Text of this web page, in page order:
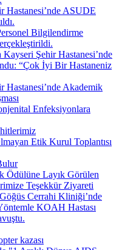
Hastanesi’nde ASUDE
Bilgilendirme
Kayseri Şehir Hastanesi’nde
“Çok İyi Bir Hastaneniz
Hastanesi’nde Akademik
Enfeksiyonlara
Etik Kurul Toplantısı
Ödülüne Layık Görülen
Teşekkür Ziyareti
Cerrahi Kliniği’nde
KOAH Hastası
kazası